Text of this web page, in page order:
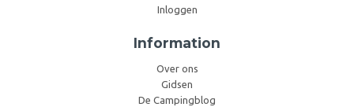
Inloggen
Information
Over ons
Gidsen
De Campingblog